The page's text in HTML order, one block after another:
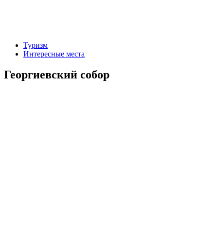
Туризм
Интересные места
Георгиевский собор